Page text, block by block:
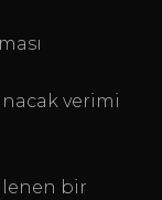
verimi
bir